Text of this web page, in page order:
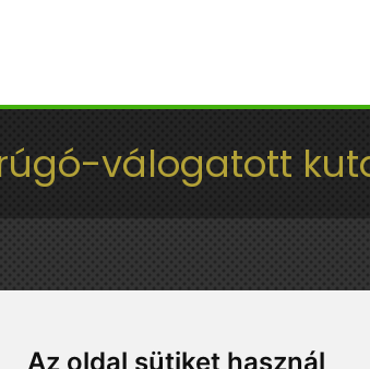
Az oldal sütiket használ
válogatott
juttatást
Ha
válogatott